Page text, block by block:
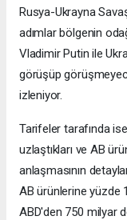
Rusya-Ukrayna
adımlar bölgenin
Vladimir Putin ile
görüşüp
izleniyor.
Tarifeler tarafında
uzlaştıkları ve AB
anlaşmasının
AB ürünlerine yüzde
ABD'den 750 milyar